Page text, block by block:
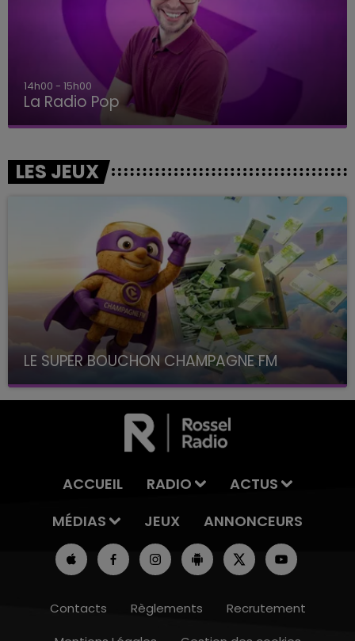
14h00 - 15h00
La Radio Pop
LES JEUX
LE SUPER BOUCHON CHAMPAGNE FM
avec La Famille Champagne FM, à 8H10
ACCUEIL RADIO
ACTUS
MÉDIAS
JEUX ANNONCEURS
Contacts Règlements
Recrutement